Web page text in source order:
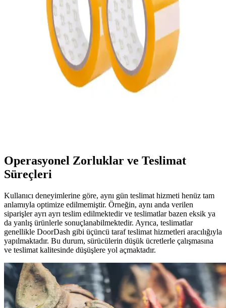
Home Depot'un Aynı Gün Teslimat Hizmetinin
Ekonomik ve Lojistik Sürdürülebilirliği
Home Depot, aynı gün teslimat hizmetiyle Amazon gibi rakiplerle
rekabet etmeyi hedefliyor. Ancak teslimat kalitesi, sürücü ücretleri ve
operasyonel zorluklar hizmetin sürdürülebilirliğini sorgulatıyor.
Gen-of Koli Bandı Güçlü Yapışkanlığı ve
Dayanıklılığıyla Profesyonel Paketleme Çözümü
Operasyonel Zorluklar ve Teslimat
Süreçleri
Kullanıcı deneyimlerine göre, aynı gün teslimat hizmeti henüz tam
anlamıyla optimize edilmemiştir. Örneğin, aynı anda verilen
siparişler ayrı ayrı teslim edilmektedir ve teslimatlar bazen eksik ya
da yanlış ürünlerle sonuçlanabilmektedir. Ayrıca, teslimatlar
genellikle DoorDash gibi üçüncü taraf teslimat hizmetleri aracılığıyla
yapılmaktadır. Bu durum, sürücülerin düşük ücretlerle çalışmasına
ve teslimat kalitesinde düşüşlere yol açmaktadır.